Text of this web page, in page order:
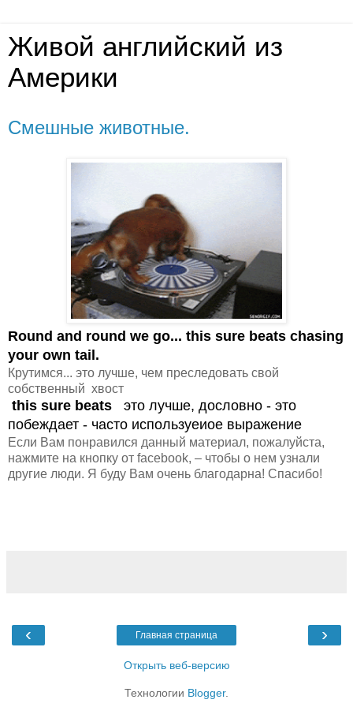
Живой английский из
Америки
Смешные животные.
Round and round we go... this sure beats chasing
your own tail.
Крутимся... это лучше, чем преследовать свой
собственный хвост
this sure beats это лучше, дословно - это
побеждает - часто используеиое выражение
Если Вам понравился данный материал, пожалуйста,
нажмите на кнопку от facebook, – чтобы о нем узнали
другие люди. Я буду Вам очень благодарна! Спасибо!
‹ ›
Главная страница
Открыть веб-версию
Технологии Blogger.